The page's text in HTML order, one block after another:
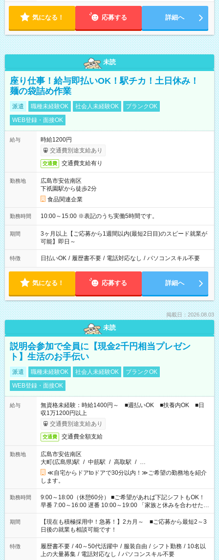
気になる！ 応募する 詳細へ
未読
座り仕事！給与即払いOK！駅チカ！土日休み！
麺の袋詰め作業
派遣 職種未経験OK 社会人未経験OK
ブランクOK
WEB登録・面接OK
給与
時給1200円
交通費別途支給あり
交通費 交通費支給有り
勤務地
広島市安佐南区
下祇園駅から徒歩2分
食品関連企業
勤務時間 10:00～15:00 ※表記のうち実働5時間です。
期間
3ヶ月以上【ご応募から1週間以内(最短2日目)のスピード就業が
可能】即日～
特徴 日払いOK / 履歴書不要 / 電話対応なし / パソコンスキル不要
気になる！ 応募する 詳細へ
掲載日：2026.08.03
未読
説明会参加で全員に【現金2千円相当プレゼン
ト】生活のお手伝い
派遣 職種未経験OK 社会人未経験OK
ブランクOK
WEB登録・面接OK
給与
無資格未経験：時給1400円～ ■週払いOK ■扶養内OK ■日
収1万1200円以上
交通費別途支給あり
交通費 交通費全額支給
勤務地
広島市安佐南区
大町(広島県)駅 / 中筋駅 / 高取駅 / …
≪自宅からドアtoドアで30分以内！≫ご希望の勤務地を紹介
します。
勤務時間
9:00～18:00（休憩60分） ■ご希望があれば下記シフトもOK！
早番 7:00～16:00 遅番 10:00～19:00 「家族と休みを合わせた
い」 「余裕を持って夕飯の準備がしたい」 「できれば残業はし
たくない」 など、ご希望を教えてくださいね。 ※Wワーク希望
の方へ 今ご覧のお仕事で希望する勤務時間と、もう1つのお仕事
の勤務時間。 合計で週40時間を超える場合は応募できません。
期間
【現在も積極採用中！急募！】2カ月～ ■ご応募から最短2～3
日後の就業も相談可能です！
特徴 履歴書不要 / 40～50代活躍中 / 服装自由 / シフト勤務 / 10名以
上の大量募集 / 電話対応なし / パソコンスキル不要